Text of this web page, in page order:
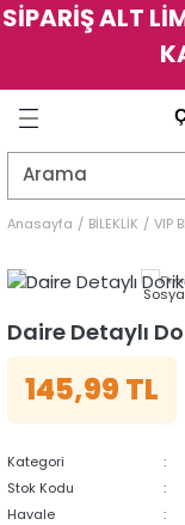
SİPARİŞ ALT
Anasayfa BİLEKLİK VIP
Daire Detaylı
145,99 TL
Kategori
Stok Kodu
Havale